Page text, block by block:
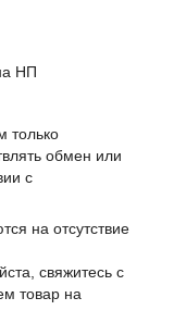
НП
только
обмен или
с
на отсутствие
свяжитесь с
товар на